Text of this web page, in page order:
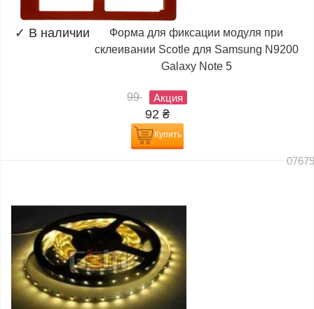
✓ В наличии
Форма для фиксации модуля при
склеивании Scotle для Samsung N9200
Galaxy Note 5
99 Акция
92 ₴
Купить